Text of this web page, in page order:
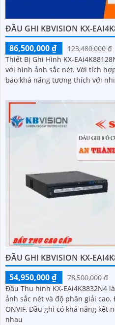
ĐẦU GHI KBVISION KX-
86,500,000 ₫
123,480,000 ₫
Thiết Bị Ghi Hình KX-
với hình ảnh sắc nét. Với tích hợp công nghệ ONVIF, nó đảm
bảo khả năng tương thích với
ĐẦU GHI KBVISION KX-
54,950,000 ₫
78,500,000 ₫
Đầu Thu hình KX-EAi4K8832N4
ảnh sắc nét và độ phân giải cao. Được tích hợp công nghệ
ONVIF, Đầu ghi có khả năng kết
nhau